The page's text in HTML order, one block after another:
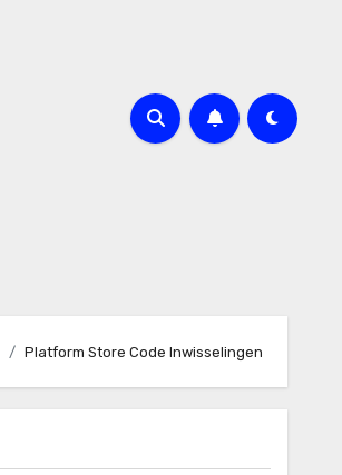
Platform Store Code Inwisselingen